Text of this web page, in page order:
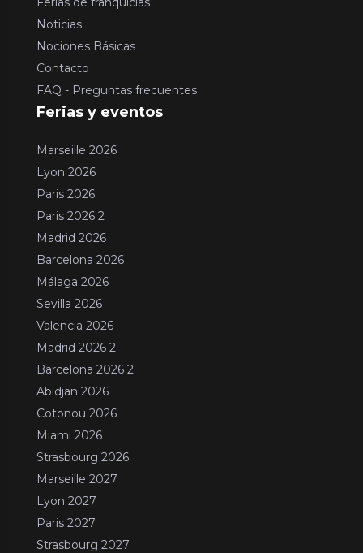
Noticias
Nociones Básicas
Contacto
FAQ - Preguntas frecuentes
Ferias y eventos
Marseille 2026
Lyon 2026
Paris 2026
Paris 2026 2
Madrid 2026
Barcelona 2026
Málaga 2026
Sevilla 2026
Valencia 2026
Madrid 2026 2
Barcelona 2026 2
Abidjan 2026
Cotonou 2026
Miami 2026
Strasbourg 2026
Marseille 2027
Lyon 2027
Paris 2027
Strasbourg 2027